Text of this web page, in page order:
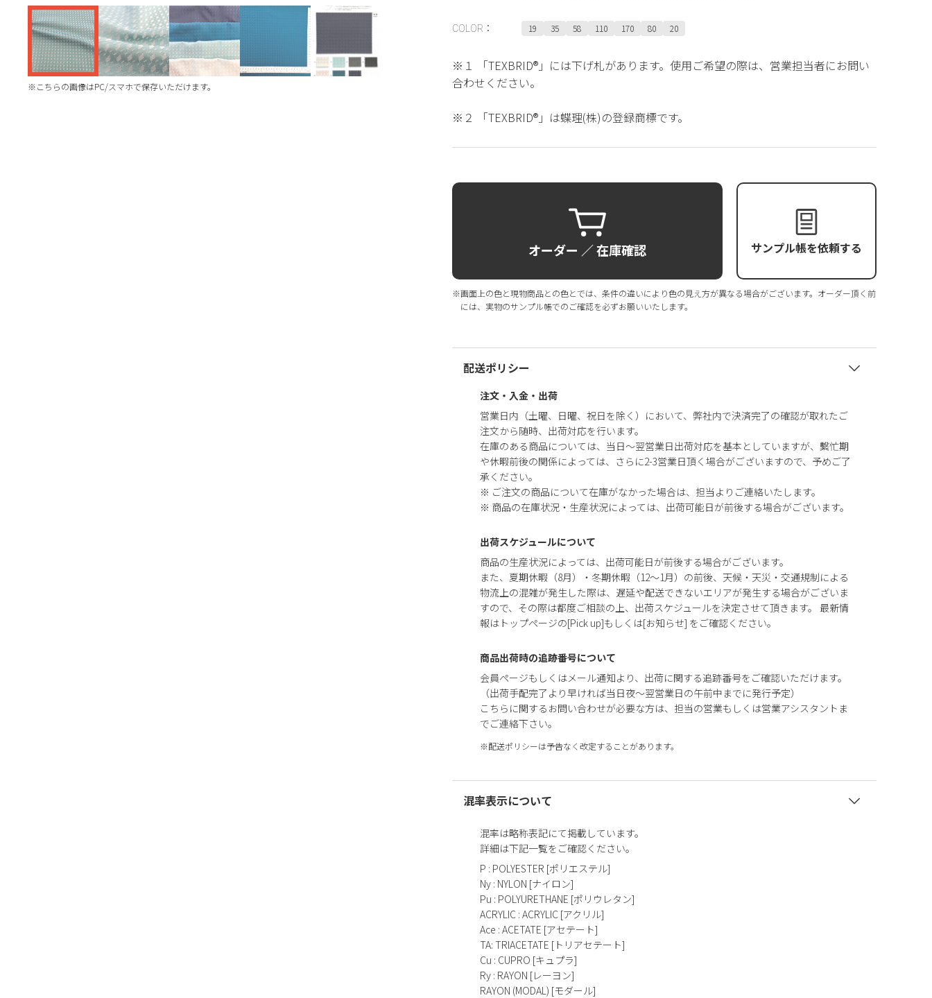
※こちらの画像はPC/スマホで保存いただけます。
COLOR： 19 35 58 110 170 80 20
※１ 「TEXBRID®」には下げ札があります。使用ご希望の際は、営業担当者にお問い
合わせください。
※２ 「TEXBRID®」は蝶理(株)の登録商標です。
オーダー ／ 在庫確認 サンプル帳を依頼する
※画面上の色と現物商品との色とでは、条件の違いにより色の見え方が異なる場合がございます。オーダー頂く前
には、実物のサンプル帳でのご確認を必ずお願いいたします。
配送ポリシー
注文・入金・出荷
営業日内（土曜、日曜、祝日を除く）において、弊社内で決済完了の確認が取れたご
注文から随時、出荷対応を行います。
在庫のある商品については、当日～翌営業日出荷対応を基本としていますが、繫忙期
や休暇前後の関係によっては、さらに2-3営業日頂く場合がございますので、予めご了
承ください。
※ ご注文の商品について在庫がなかった場合は、担当よりご連絡いたします。
※ 商品の在庫状況・生産状況によっては、出荷可能日が前後する場合がございます。
出荷スケジュールについて
商品の生産状況によっては、出荷可能日が前後する場合がございます。
また、夏期休暇（8月）・冬期休暇（12～1月）の前後、天候・天災・交通規制による
物流上の混雑が発生した際は、遅延や配送できないエリアが発生する場合がございま
すので、その際は都度ご相談の上、出荷スケジュールを決定させて頂きます。 最新情
報はトップページの[Pick up]もしくは[お知らせ] をご確認ください。
商品出荷時の追跡番号について
会員ページもしくはメール通知より、出荷に関する追跡番号をご確認いただけます。
（出荷手配完了より早ければ当日夜～翌営業日の午前中までに発行予定）
こちらに関するお問い合わせが必要な方は、担当の営業もしくは営業アシスタントま
でご連絡下さい。
※配送ポリシーは予告なく改定することがあります。
混率表示について
混率は略称表記にて掲載しています。
詳細は下記一覧をご確認ください。
P : POLYESTER [ポリエステル]
Ny : NYLON [ナイロン]
Pu : POLYURETHANE [ポリウレタン]
ACRYLIC : ACRYLIC [アクリル]
Ace : ACETATE [アセテート]
TA: TRIACETATE [トリアセテート]
Cu : CUPRO [キュプラ]
Ry : RAYON [レーヨン]
RAYON (MODAL) [モダール]